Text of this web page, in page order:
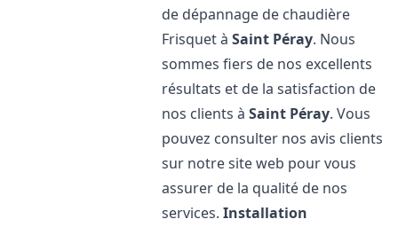
de dépannage de chaudière
Frisquet àSaint Péray. Nous
sommes fiers de nos excellents
résultats et de la satisfaction de
nos clients àSaint Péray. Vous
pouvez consulter nos avis clients
sur notre site web pour vous
assurer de la qualité de nos
services.Installation